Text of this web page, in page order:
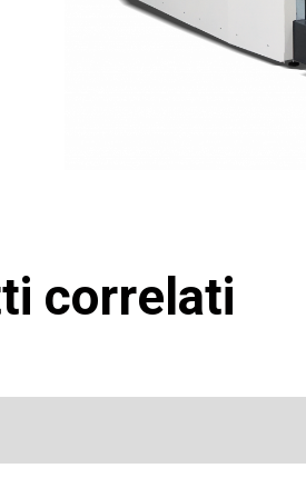
correlati